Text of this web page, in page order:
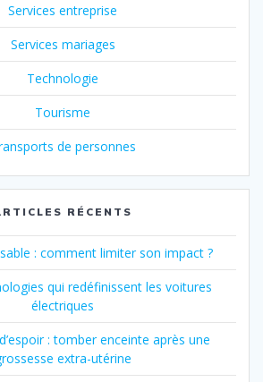
Services entreprise
Services mariages
Technologie
Tourisme
de personnes
RÉCENTS
: comment limiter son impact ?
qui redéfinissent les voitures
électriques
: tomber enceinte après une
extra-utérine